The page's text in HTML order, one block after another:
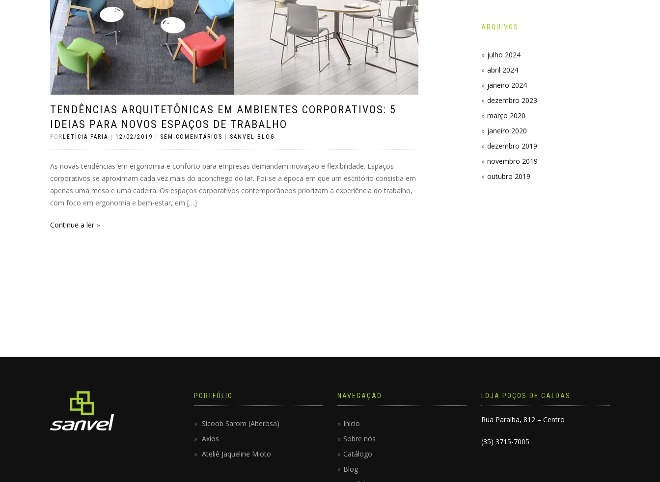
TENDÊNCIAS ARQUITETÔNICAS EM AMBIENTES CORPORATIVOS: 5
IDEIAS PARA NOVOS ESPAÇOS DE TRABALHO
POR LETÍCIA FARIA 12/02/2019 SEM COMENTÁRIOS SANVEL BLOG
As novas tendências em ergonomia e conforto para empresas demandam inovação e flexibilidade. Espaços
corporativos se aproximam cada vez mais do aconchego do lar. Foi-se a época em que um escritório consistia em
apenas uma mesa e uma cadeira. Os espaços corporativos contemporâneos priorizam a experiência do trabalho,
com foco em ergonomia e bem-estar, em […]
Continue a ler
ARQUIVOS
julho 2024
abril 2024
janeiro 2024
dezembro 2023
março 2020
janeiro 2020
dezembro 2019
novembro 2019
outubro 2019
PORTFÓLIO
Sicoob Sarom (Alterosa)
Axios
Ateliê Jaqueline Mioto
NAVEGAÇÃO
Início
Sobre nós
Catálogo
Blog
LOJA POÇOS DE CALDAS
Rua Paraíba, 812 – Centro
(35) 3715-7005